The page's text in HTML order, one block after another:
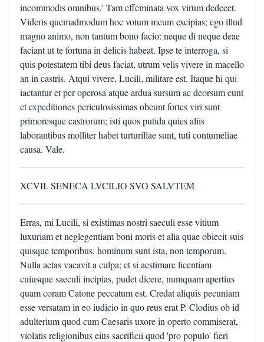
incommodis omnibus.' Tam effeminata vox virum dedecet.
Videris quemadmodum hoc votum meum excipias; ego illud
magno animo, non tantum bono facio: neque di neque deae
faciant ut te fortuna in delicis habeat. Ipse te interroga, si
quis potestatem tibi deus faciat, utrum velis vivere in macello
an in castris. Atqui vivere, Lucili, militare est. Itaque hi qui
iactantur et per operosa atque ardua sursum ac deorsum eunt
et expeditiones periculosissimas obeunt fortes viri sunt
primoresque castrorum; isti quos putida quies aliis
laborantibus molliter habet turturillae sunt, tuti contumeliae
causa. Vale.
XCVII. SENECA LVCILIO SVO SALVTEM
Erras, mi Lucili, si existimas nostri saeculi esse vitium
luxuriam et neglegentiam boni moris et alia quae obiecit suis
quisque temporibus: hominum sunt ista, non temporum.
Nulla aetas vacavit a culpa; et si aestimare licentiam
cuiusque saeculi incipias, pudet dicere, numquam apertius
quam coram Catone peccatum est. Credat aliquis pecuniam
esse versatam in eo iudicio in quo reus erat P. Clodius ob id
adulterium quod cum Caesaris uxore in operto commiserat,
violatis religionibus eius sacrificii quod 'pro populo' fieri